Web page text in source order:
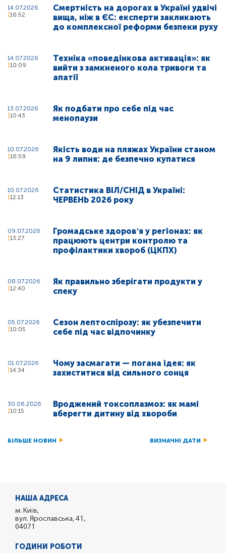
14.07.2026
16:52
Смертність на дорогах в Україні удвічі
вища, ніж в ЄС: експерти закликають
до комплексної реформи безпеки руху
14.07.2026
10:09
Техніка «поведінкова активація»: як
вийти з замкненого кола тривоги та
апатії
13.07.2026
10:43
Як подбати про себе під час
менопаузи
10.07.2026
16:59
Якість води на пляжах України станом
на 9 липня: де безпечно купатися
10.07.2026
12:13
Статистика ВІЛ/СНІД в Україні:
ЧЕРВЕНЬ 2026 року
09.07.2026
13:27
Громадське здоровʼя у регіонах: як
працюють центри контролю та
профілактики хвороб (ЦКПХ)
08.07.2026
12:40
Як правильно зберігати продукти у
спеку
05.07.2026
10:05
Сезон лептоспірозу: як убезпечити
себе під час відпочинку
01.07.2026
14:34
Чому засмагати — погана ідея: як
захиститися від сильного сонця
30.06.2026
10:15
Вроджений токсоплазмоз: як мамі
вберегти дитину від хвороби
БІЛЬШЕ НОВИН ВИЗНАЧНІ ДАТИ
НАША АДРЕСА
м. Київ,
вул. Ярославська, 41,
04071
ГОДИНИ РОБОТИ